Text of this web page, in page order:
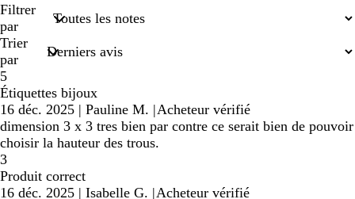
saisies
de
recherche
Filtrer
par
Trier
par
5
Étiquettes bijoux
16 déc. 2025 | Pauline M. |Acheteur vérifié
dimension 3 x 3 tres bien par contre ce serait bien de pouvoir
choisir la hauteur des trous.
3
Produit correct
16 déc. 2025 | Isabelle G. |Acheteur vérifié